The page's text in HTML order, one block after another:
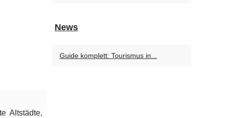
Altstädte,
News
Guide komplett: Tourismus in...